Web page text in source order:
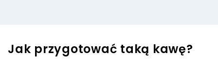
Jak przygotować taką kawę?